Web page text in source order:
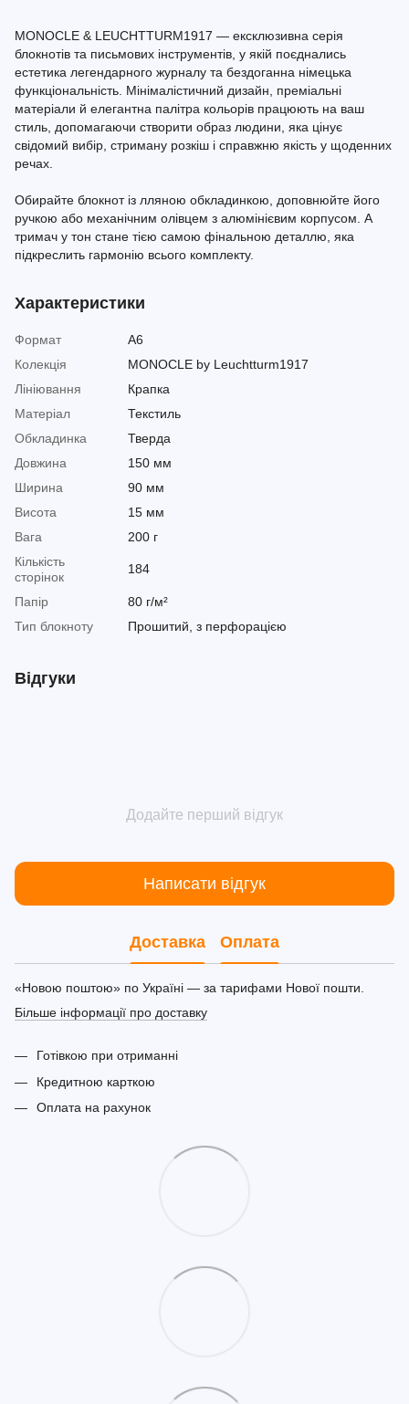
MONOCLE & LEUCHTTURM1917 — ексклюзивна серія
блокнотів та письмових інструментів, у якій поєднались
естетика легендарного журналу та бездоганна німецька
функціональність. Мінімалістичний дизайн, преміальні
матеріали й елегантна палітра кольорів працюють на ваш
стиль, допомагаючи створити образ людини, яка цінує
свідомий вибір, стриману розкіш і справжню якість у щоденних
речах.
Обирайте блокнот із лляною обкладинкою, доповнюйте його
ручкою або механічним олівцем з алюмінієвим корпусом. А
тримач у тон стане тією самою фінальною деталлю, яка
підкреслить гармонію всього комплекту.
Характеристики
Формат
A6
Колекція
MONOCLE by Leuchtturm1917
Лініювання
Крапка
Матеріал
Текстиль
Обкладинка
Тверда
Довжина
150 мм
Ширина
90 мм
Висота
15 мм
Вага
200 г
Кількість
сторінок
184
Папір
80 г/м²
Тип блокноту
Прошитий, з перфорацією
Відгуки
Додайте перший відгук
Написати відгук
Доставка Оплата
«Новою поштою» по Україні — за тарифами Нової пошти.
Більше інформації про доставку
Готівкою при отриманні
Кредитною карткою
Оплата на рахунок